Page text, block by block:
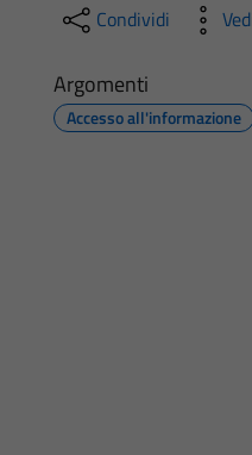
Condividi
Argomenti
Accesso all'informazione